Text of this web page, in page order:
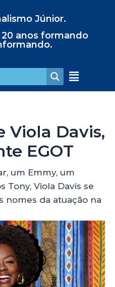
Júnior.
20 anos formando
Viola Davis,
EGOT
um Emmy, um
Tony, Viola Davis se
nomes da atuação na